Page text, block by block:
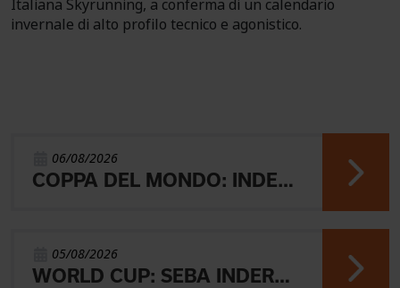
06/08/2026
COPPA DEL MONDO: INDERST 45° VINCONO AEBERSOLD E SVENSK
05/08/2026
WORLD CUP: SEBA INDERST ACCEDE ALLA FINALE A
Italiana Skyrunning, a conferma di un calendario
invernale di alto profilo tecnico e agonistico.